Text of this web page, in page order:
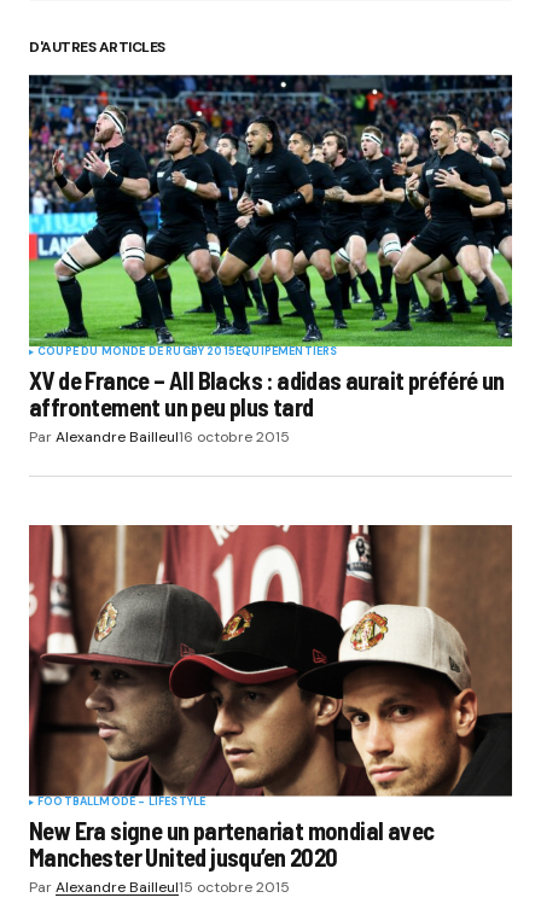
Your Name*
Your E-mail*
Submit Comment
D'AUTRES ARTICLES
COUPE DU MONDE DE RUGBY 2015 EQUIPEMENTIERS
XV de France – All Blacks : adidas aurait préféré un
affrontement un peu plus tard
ParAlexandre Bailleul16 octobre 2015
FOOTBALLMODE - LIFESTYLE
New Era signe un partenariat mondial avec
Manchester United jusqu’en 2020
ParAlexandre Bailleul15 octobre 2015